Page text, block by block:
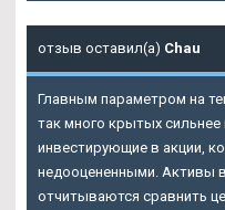
отзыв оставил(а) Chau
Главным параметром на
так много крытых сильнее
инвестирующие в акции,
недооцененными. Активы
отчитываются сравнить